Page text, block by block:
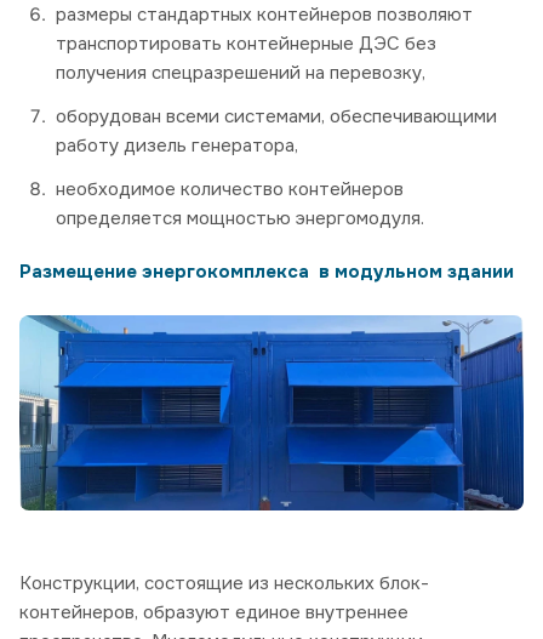
размеры стандартных контейнеров позволяют
транспортировать контейнерные ДЭС без
получения спецразрешений на перевозку,
оборудован всеми системами, обеспечивающими
работу дизель генератора,
необходимое количество контейнеров
определяется мощностью энергомодуля.
Размещение энергокомплекса в модульном здании
Конструкции, состоящие из нескольких блок-
контейнеров, образуют единое внутреннее